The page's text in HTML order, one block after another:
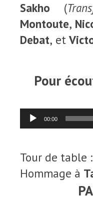
Sakho (
Montoute,
Debat, et
Pour
Lecteur
audio
00:00
Tour de table
Hommage à